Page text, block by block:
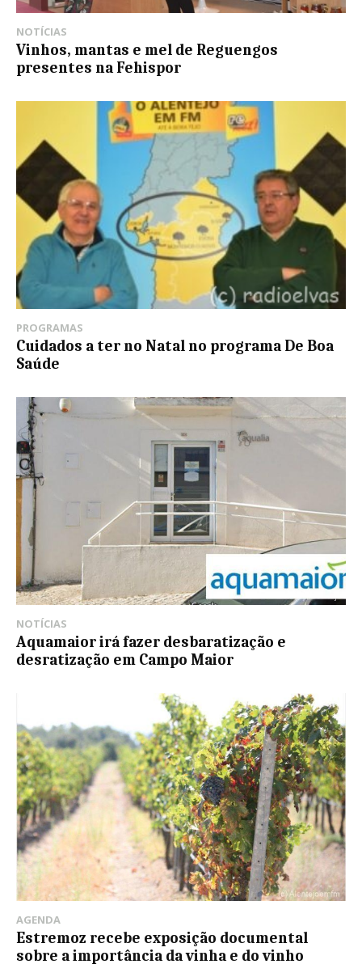
NOTÍCIAS
Vinhos, mantas e mel de Reguengos
presentes na Fehispor
PROGRAMAS
Cuidados a ter no Natal no programa De Boa
Saúde
NOTÍCIAS
Aquamaior irá fazer desbaratização e
desratização em Campo Maior
AGENDA
Estremoz recebe exposição documental
sobre a importância da vinha e do vinho